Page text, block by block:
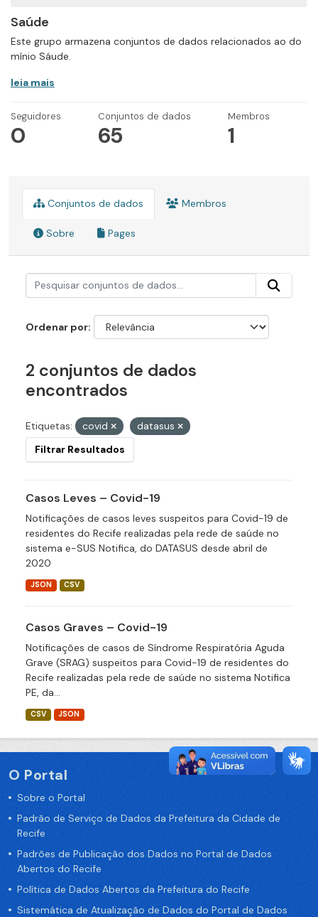
Saúde
Este grupo armazena conjuntos de dados relacionados ao do
mínio Sáude.
leia mais
Seguidores
0
Conjuntos de dados
65
Membros
1
Conjuntos de dados Membros
Sobre Pages
Ordenar por
2 conjuntos de dados
encontrados
Etiquetas: covid
datasus
Filtrar Resultados
Casos Leves – Covid-19
Notificações de casos leves suspeitos para Covid-19 de
residentes do Recife realizadas pela rede de saúde no
sistema e-SUS Notifica, do DATASUS desde abril de
2020
JSON CSV
Casos Graves – Covid-19
Notificações de casos de Síndrome Respiratória Aguda
Grave (SRAG) suspeitos para Covid-19 de residentes do
Recife realizadas pela rede de saúde no sistema Notifica
PE, da...
CSV JSON
O Portal
Sobre o Portal
Padrão de Serviço de Dados da Prefeitura da Cidade de
Recife
Padrões de Publicação dos Dados no Portal de Dados
Abertos do Recife
Política de Dados Abertos da Prefeitura do Recife
Sistemática de Atualização de Dados do Portal de Dados